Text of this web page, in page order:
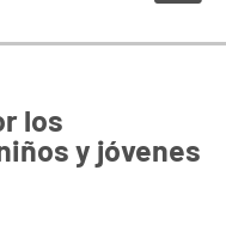
los
y jóvenes